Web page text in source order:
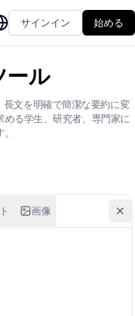
サインイン 始める
ール
文を明確で簡潔な要約に変
る学生、研究者、専門家に
画像